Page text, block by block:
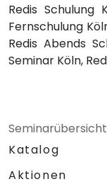
Redis Schulung
Fernschulung
Redis Abends
Seminar Köln,
Seminarübersicht
Katalog
Aktionen